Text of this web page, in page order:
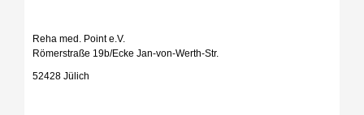
Reha med. Point e.V.
Römerstraße 19b/Ecke Jan-von-Werth-Str.
52428 Jülich